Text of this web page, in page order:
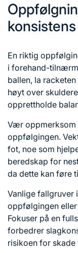
konsistens
En riktig
i forehand-
ballen, la
høyt over
opprettholde
Vær oppmerksom
oppfølgingen.
fot, noe som
beredskap for
da dette kan føre
Vanlige fallgruver
oppfølgingen
Fokuser på en
forbedrer
risikoen for skade